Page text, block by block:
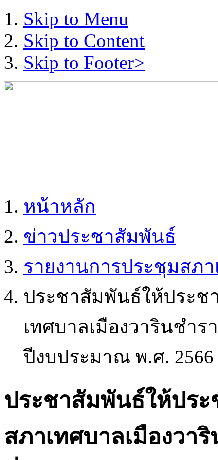
Skip to Menu
Skip to Content
Skip to Footer>
หน้าหลัก
ข่าวประชาสัมพันธ์
รายงานการประชุมสภ
ประชาสัมพันธ์ให้ประช
เทศบาลเมืองวารินชำ
ปีงบประมาณ พ.ศ. 2566
ประชาสัมพันธ์ให้ปร
สภาเทศบาลเมืองวา